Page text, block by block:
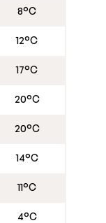
8°C
12°C
17°C
20°C
20°C
14°C
11°C
4°C